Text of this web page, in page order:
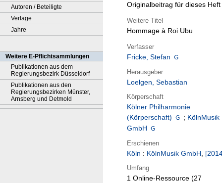
Autoren / Beteiligte
Verlage
Jahre
Weitere E-Pflichtsammlungen
Publikationen aus dem
Regierungsbezirk Düsseldorf
Publikationen aus den
Regierungsbezirken Münster,
Arnsberg und Detmold
Originalbeitrag für dieses Heft
Weitere Titel
Hommage à Roi Ubu
Verfasser
Fricke, Stefan
Herausgeber
Loelgen, Sebastian
Körperschaft
Kölner Philharmonie
(Körperschaft)
; KölnMusik
GmbH
Erschienen
Köln : KölnMusik GmbH,
Umfang
1 Online-Ressource (27